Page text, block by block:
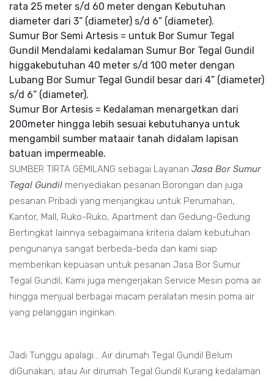
rata 25 meter s/d 60 meter dengan Kebutuhan
diameter dari 3” (diameter) s/d 6” (diameter).
Sumur Bor Semi Artesis = untuk Bor Sumur Tegal
Gundil Mendalami kedalaman Sumur Bor Tegal Gundil
higgakebutuhan 40 meter s/d 100 meter dengan
Lubang Bor Sumur Tegal Gundil besar dari 4” (diameter)
s/d 6” (diameter).
Sumur Bor Artesis = Kedalaman menargetkan dari
200meter hingga lebih sesuai kebutuhanya untuk
mengambil sumber mataair tanah didalam lapisan
batuan impermeable.
SUMBER TIRTA GEMILANG sebagai Layanan Jasa Bor Sumur
Tegal Gundil menyediakan pesanan Borongan dan juga
pesanan Pribadi yang menjangkau untuk Perumahan,
Kantor, Mall, Ruko-Ruko, Apartment dan Gedung-Gedung
Bertingkat lainnya sebagaimana kriteria dalam kebutuhan
pengunanya sangat berbeda-beda dan kami siap
memberikan kepuasan untuk pesanan Jasa Bor Sumur
Tegal Gundil, Kami juga mengerjakan Service Mesin poma air
hingga menjual berbagai macam peralatan mesin poma air
yang pelanggan inginkan.
Jadi Tunggu apalagi... Air dirumah Tegal Gundil Belum
diGunakan, atau Air dirumah Tegal Gundil Kurang kedalaman